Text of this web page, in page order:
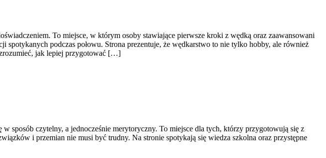
To miejsce, w którym osoby stawiające pierwsze kroki z wędką oraz zaawansowani
spotykanych podczas połowu. Strona prezentuje, że wędkarstwo to nie tylko hobby, ale również
jak lepiej przygotować […]
sposób czytelny, a jednocześnie merytoryczny. To miejsce dla tych, którzy przygotowują się z
i przemian nie musi być trudny. Na stronie spotykają się wiedza szkolna oraz przystępne